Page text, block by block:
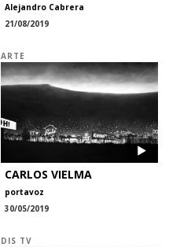
Alejandro Cabrera
21/08/2019
ARTE
CARLOS VIELMA
portavoz
30/05/2019
DIS TV